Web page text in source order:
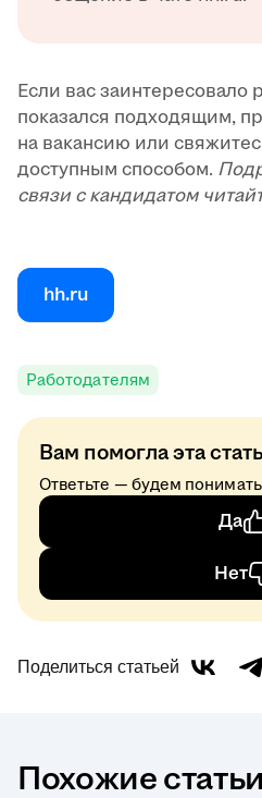
Если вас заинтересовало
показался подходящим,
на вакансию или
доступным способом.
связи с кандидатом
hh.ru
Работодателям
Вам помогла эта
Ответьте — будем
Да
Нет
Поделиться статьей
Похожие статьи